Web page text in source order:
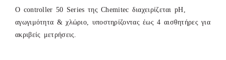
Ο controller 50 Series της Chemitec διαχειρίζεται pH,
αγωγιμότητα & χλώριο, υποστηρίζοντας έως 4 αισθητήρες για
ακριβείς μετρήσεις.